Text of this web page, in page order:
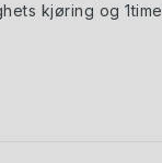
kjøring og